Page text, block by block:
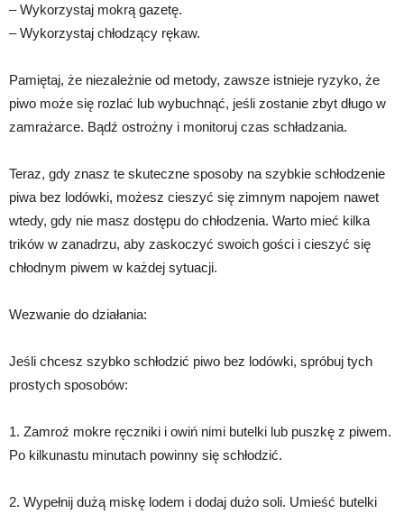
– Wykorzystaj mokrą gazetę.
– Wykorzystaj chłodzący rękaw.
Pamiętaj, że niezależnie od metody, zawsze istnieje ryzyko, że
piwo może się rozlać lub wybuchnąć, jeśli zostanie zbyt długo w
zamrażarce. Bądź ostrożny i monitoruj czas schładzania.
Teraz, gdy znasz te skuteczne sposoby na szybkie schłodzenie
piwa bez lodówki, możesz cieszyć się zimnym napojem nawet
wtedy, gdy nie masz dostępu do chłodzenia. Warto mieć kilka
trików w zanadrzu, aby zaskoczyć swoich gości i cieszyć się
chłodnym piwem w każdej sytuacji.
Wezwanie do działania:
Jeśli chcesz szybko schłodzić piwo bez lodówki, spróbuj tych
prostych sposobów:
1. Zamroź mokre ręczniki i owiń nimi butelki lub puszkę z piwem.
Po kilkunastu minutach powinny się schłodzić.
2. Wypełnij dużą miskę lodem i dodaj dużo soli. Umieść butelki